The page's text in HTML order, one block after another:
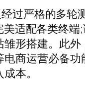
过严格的多
适配各类终
形搭建。此
商运营必备
本。